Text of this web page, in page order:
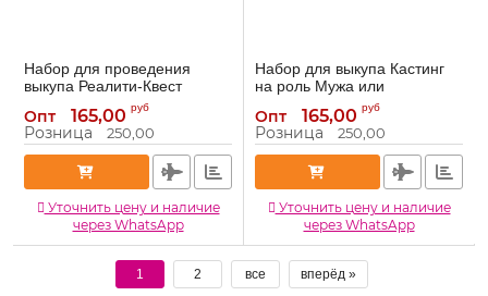
Набор для проведения
выкупа Реалити-Квест
Артикул: 2802620
Опт 165,00 руб
Розница 250,00
Уточнить цену и наличие
через WhatsApp
Набор для выкупа Кастинг
на роль Мужа или
кинопробы 2802621
Артикул: 2802621
Опт 165,00 руб
Розница 250,00
Уточнить цену и наличие
через WhatsApp
1 2 все вперёд »